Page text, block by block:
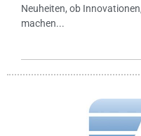
Neuheiten, ob
machen...